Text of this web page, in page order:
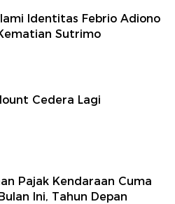
Identitas Febrio Adiono
Sutrimo
Cedera Lagi
Pajak Kendaraan Cuma
Ini, Tahun Depan